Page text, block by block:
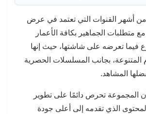
تعد مجموعة MIX من أشهر القنوات التي تعتمد في عرض
متطلبات الجماهير بكافة الأعمار
فيما تعرضه على شاشتها، حيث إنها
المتنوعة، بجانب المسلسلات الحصرية
المشاهد.
المجموعة تحرص دائمًا على تطوير
الذي تقدمه إلى أعلى جودة